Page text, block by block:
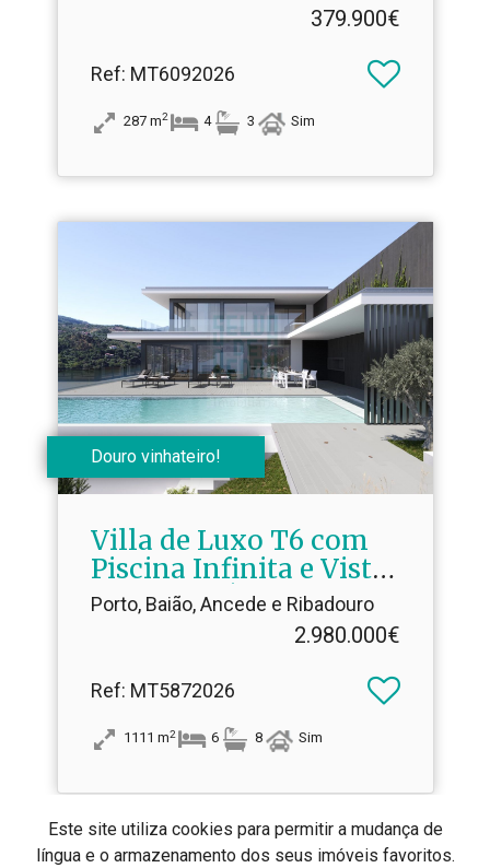
Este site utiliza cookies para permitir a mudança de
língua e o armazenamento dos seus imóveis favoritos.
379.900€
Ref: MT6092026
287 m2 4 3 Sim
Douro vinhateiro!
Villa de Luxo T6 com
Piscina Infinita e Vista
Rio Douro | Conclusão
Porto, Baião, Ancede e Ribadouro
2.980.000€
Ref: MT5872026
1111 m2 6 8 Sim